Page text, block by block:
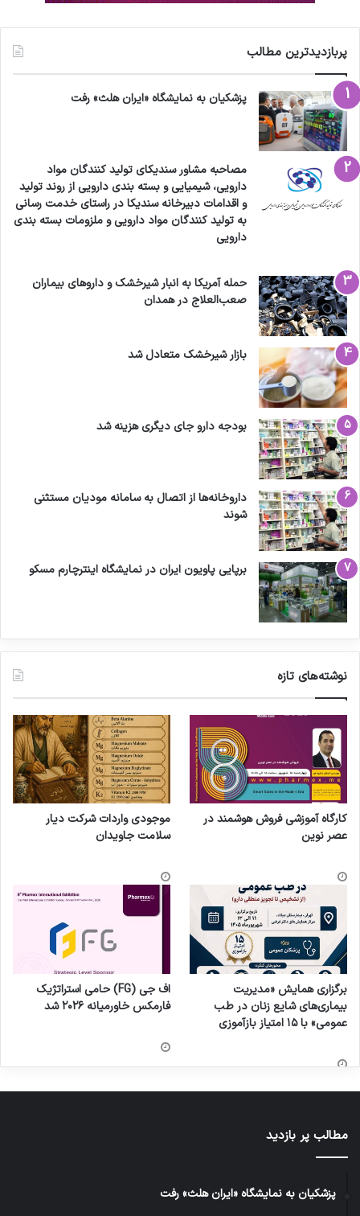
پربازدیدترین مطالب
پزشکیان به نمایشگاه «ایران هلث» رفت
مصاحبه مشاور سندیکای تولید کنندگان مواد
دارویی، شیمیایی و بسته بندی دارویی از روند تولید
و اقدامات دبیرخانه سندیکا در راستای خدمت رسانی
به تولید کنندگان مواد دارویی و ملزومات بسته بندی
دارویی
حمله آمریکا به انبار شیرخشک و داروهای بیماران
صعب‌العلاج در همدان
بازار شیرخشک متعادل شد
بودجه دارو جای دیگری هزینه شد
داروخانه‌ها از اتصال به سامانه مودیان مستثنی
شوند
برپایی پاویون ایران در نمایشگاه اینترچارم مسکو
نوشته‌های تازه
کارگاه آموزشی فروش هوشمند در
عصر نوین
موجودی واردات شرکت دیار
سلامت جاویدان
برگزاری همایش «مدیریت
بیماری‌های شایع زنان در طب
عمومی» با ۱۵ امتیاز بازآموزی
اف جی (FG) حامی استراتژیک
فارمکس خاورمیانه ۲۰۲۶ شد
مطالب پر بازدید
پزشکیان به نمایشگاه «ایران هلث» رفت